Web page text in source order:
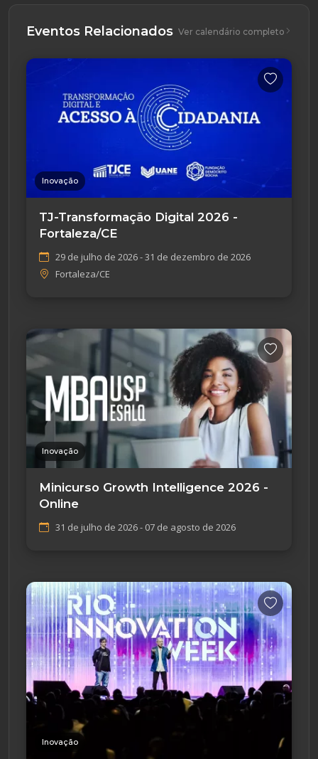
Eventos Relacionados Ver calendário completo
Inovação
TJ-Transformação Digital 2026 -
Fortaleza/CE
29 de julho de 2026 - 31 de dezembro de 2026
Fortaleza/CE
Inovação
Minicurso Growth Intelligence 2026 -
Online
31 de julho de 2026 - 07 de agosto de 2026
Inovação